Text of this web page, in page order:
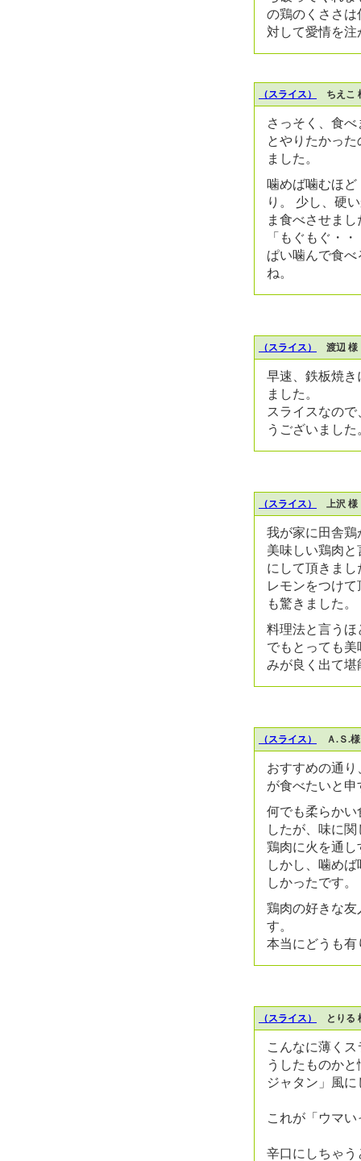
の鶏のくささ
対して愛情を
（スライス） ちえこ
さっそく、食
とやりたかっ
ました。
噛めば噛むほ
り。 少し、硬
ま食べさせま
「もぐもぐ・
ぱい噛んで食
ね。
（スライス） 渡辺 様
早速、鉄板焼
ました。
スライスなの
うございました
（スライス） 上沢 様
我が家に田舎
美味しい鶏肉
にして頂きまし
レモンをつけ
も驚きました。
料理法と言うほ
でもとっても
みが良く出て
（スライス） Ａ.Ｓ.様
おすすめの通
が食べたいと
何でも柔らか
したが、味に
鶏肉に火を通
しかし、噛め
しかったです
鶏肉の好きな
す。
本当にどうも
（スライス） とりる
こんなに薄く
うしたものか
ジャタン」風
これが「ウマい
辛口にしちゃ